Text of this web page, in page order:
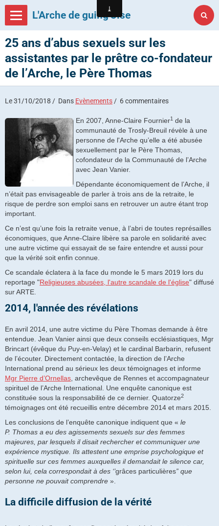
L'Arche de guing'Oise
25 ans d’abus sexuels sur les
assistantes par le prêtre co-fondateur
de l’Arche, le Père Thomas
Le 31/10/2018 Dans Evènements 6 commentaires
En 2007, Anne-Claire Fournier1 de la
communauté de Trosly-Breuil révèle à une
personne de l'Arche qu’elle a été abusée
sexuellement par le Père Thomas,
cofondateur de la Communauté de l’Arche
avec Jean Vanier.
Dépendante économiquement de l’Arche, il
n’était pas envisageable de parler à trois ans de la retraite, le
risque de perdre son emploi sans en retrouver un autre étant trop
important.
Ce n’est qu’une fois la retraite venue, à l’abri de toutes représailles
économiques, que Anne-Claire libère sa parole en solidarité avec
une autre victime qui essayait de se faire entendre et aussi pour
que la vérité soit enfin connue.
Ce scandale éclatera à la face du monde le 5 mars 2019 lors du
reportage "Religieuses abusées, l'autre scandale de l'église" diffusé
sur ARTE.
2014, l'année des révélations
En avril 2014, une autre victime du Père Thomas demande à être
entendue. Jean Vanier ainsi que deux conseils ecclésiastiques, Mgr
Brincart (évêque du Puy-en-Velay) et le cardinal Barbarin, refusent
de l’écouter. Directement contactée, la direction de l’Arche
International prend au sérieux les deux témoignages et informe
Mgr Pierre d’Ornellas , archevêque de Rennes et accompagnateur
spirituel de l’Arche International. Une enquête canonique est
constituée sous la responsabilité de ce dernier. Quatorze2
témoignages ont été recueillis entre décembre 2014 et mars 2015.
Les conclusions de l’enquête canonique indiquent que « le
P. Thomas a eu des agissements sexuels sur des femmes
majeures, par lesquels il disait rechercher et communiquer une
expérience mystique. Ils attestent une emprise psychologique et
spirituelle sur ces femmes auxquelles il demandait le silence car,
selon lui, cela correspondait à des ‘’grâces particulières” que
personne ne pouvait comprendre ».
La difficile diffusion de la vérité